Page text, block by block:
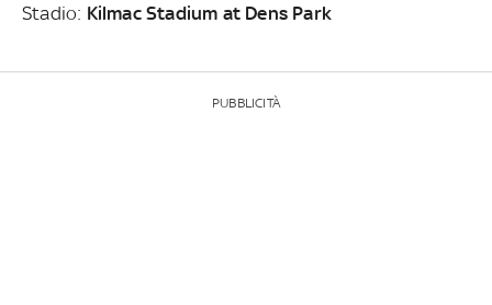
Stadio: Kilmac Stadium at Dens Park
PUBBLICITÀ